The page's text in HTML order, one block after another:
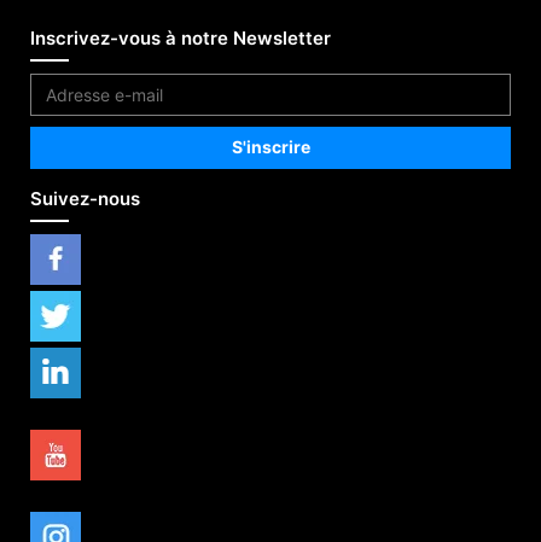
Inscrivez-vous à notre Newsletter
Suivez-nous